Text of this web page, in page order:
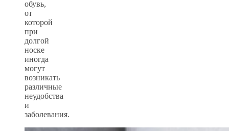
обувь,
от
которой
при
долгой
носке
иногда
могут
возникать
различные
неудобства
и
заболевания.